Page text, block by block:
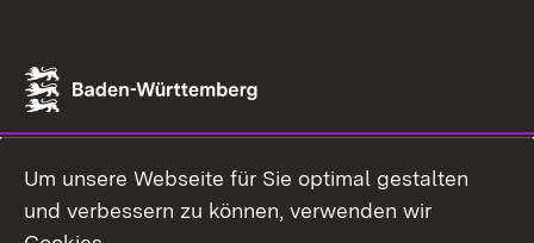
Um unsere Webseite für Sie optimal gestalten
und verbessern zu können, verwenden wir